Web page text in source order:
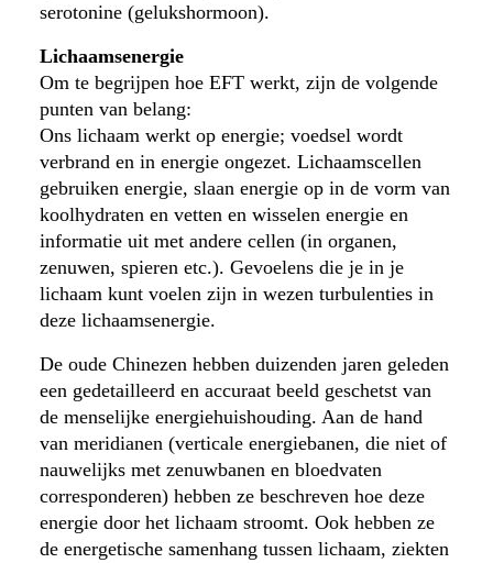
serotonine (gelukshormoon).
Lichaamsenergie
Om te begrijpen hoe EFT werkt, zijn de volgende
punten van belang:
Ons lichaam werkt op energie; voedsel wordt
verbrand en in energie ongezet. Lichaamscellen
gebruiken energie, slaan energie op in de vorm van
koolhydraten en vetten en wisselen energie en
informatie uit met andere cellen (in organen,
zenuwen, spieren etc.). Gevoelens die je in je
lichaam kunt voelen zijn in wezen turbulenties in
deze lichaamsenergie.
De oude Chinezen hebben duizenden jaren geleden
een gedetailleerd en accuraat beeld geschetst van
de menselijke energiehuishouding. Aan de hand
van meridianen (verticale energiebanen, die niet of
nauwelijks met zenuwbanen en bloedvaten
corresponderen) hebben ze beschreven hoe deze
energie door het lichaam stroomt. Ook hebben ze
de energetische samenhang tussen lichaam, ziekten